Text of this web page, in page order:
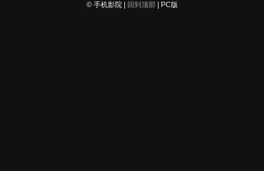
© 手机影院 | 回到顶部| PC版